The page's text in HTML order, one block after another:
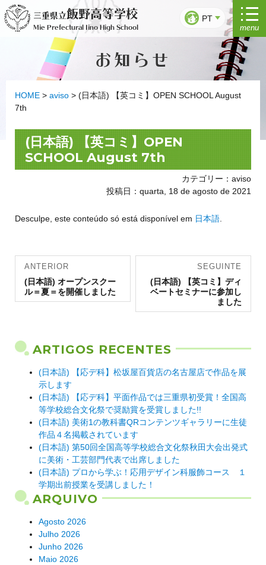
Saltar
para
三重県立飯野高等学校
Mie Prefectural Iino High School
PT
menu
お知らせ
HOME > aviso > (日本語) 【英コミ】OPEN SCHOOL August
7th
(日本語) 【英コミ】OPEN
SCHOOL August 7th
カテゴリー：aviso
投稿日：quarta, 18 de agosto de 2021
Desculpe, este conteúdo só está disponível em 日本語
Navegação
de artigos
ANTERIOR
Artigo
anterior:
(日本語) オープンスクー
ル＝夏＝を開催しました
SEGUINTE
Artigo
seguinte:
(日本語) 【英コミ】ディ
ベートセミナーに参加し
ました
ARTIGOS RECENTES
(日本語) 【応デ科】松坂屋百貨店の名古屋店で作品を展
示します
(日本語) 【応デ科】平面作品では三重県初受賞！全国高
等学校総合文化祭で奨励賞を受賞しました!!
(日本語) 美術1の教科書QRコンテンツギャラリーに生徒
作品４名掲載されています
(日本語) 第50回全国高等学校総合文化祭秋田大会出発式
に美術・工芸部門代表で出席しました
(日本語) プロから学ぶ！応用デザイン科服飾コース １
学期出前授業を受講しました！
ARQUIVO
Agosto 2026
Julho 2026
Junho 2026
Maio 2026